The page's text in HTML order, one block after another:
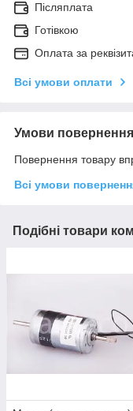
Післяплата
Готівкою
Оплата за
Всі умови оплати
Умови повернення
Повернення товару
Всі умови
Подібні товари